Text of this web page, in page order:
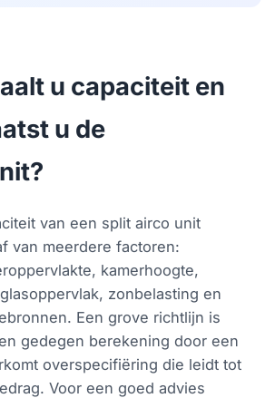
u capaciteit en
u de
van een split airco unit
van meerdere factoren:
kamerhoogte,
zonbelasting en
Een grove richtlijn is
gedegen berekening door een
overspecifiëring die leidt tot
Voor een goed advies